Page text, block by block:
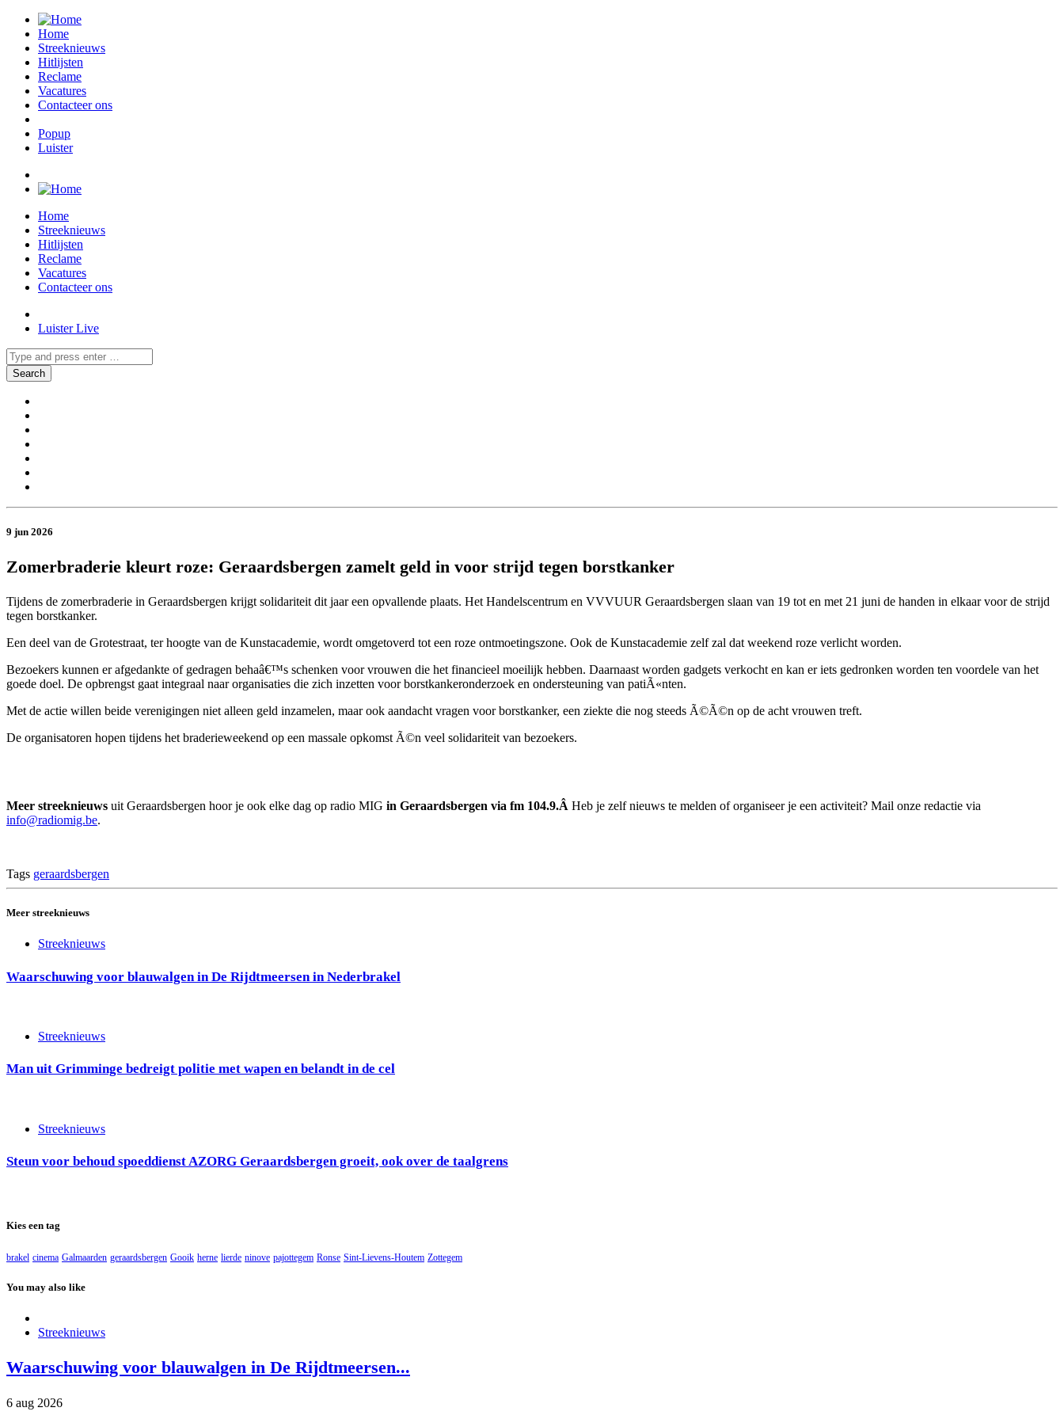
Home
Streeknieuws
Hitlijsten
Reclame
Vacatures
Contacteer ons
Popup
Luister
Home
Streeknieuws
Hitlijsten
Reclame
Vacatures
Contacteer ons
Luister Live
9 jun 2026
Zomerbraderie kleurt roze: Geraardsbergen zamelt geld in voor strijd tegen borstkanker
Tijdens de zomerbraderie in Geraardsbergen krijgt solidariteit dit jaar een opvallende plaats. Het Handelscentrum en VVVUUR Geraardsbergen slaan van 19 tot en met 21 juni de handen in elkaar voor de strijd
tegen borstkanker.
Een deel van de Grotestraat, ter hoogte van de Kunstacademie, wordt omgetoverd tot een roze ontmoetingszone. Ook de Kunstacademie zelf zal dat weekend roze verlicht worden.
Bezoekers kunnen er afgedankte of gedragen behaâ€™s schenken voor vrouwen die het financieel moeilijk hebben. Daarnaast worden gadgets verkocht en kan er iets gedronken worden ten voordele van het
goede doel. De opbrengst gaat integraal naar organisaties die zich inzetten voor borstkankeronderzoek en ondersteuning van patiÃ«nten.
Met de actie willen beide verenigingen niet alleen geld inzamelen, maar ook aandacht vragen voor borstkanker, een ziekte die nog steeds Ã©Ã©n op de acht vrouwen treft.
De organisatoren hopen tijdens het braderieweekend op een massale opkomst Ã©n veel solidariteit van bezoekers.
Meer streeknieuws uit Geraardsbergen hoor je ook elke dag op radio MIG in Geraardsbergen via fm 104.9.Â Heb je zelf nieuws te melden of organiseer je een activiteit? Mail onze redactie via
info@radiomig.be.
Tags geraardsbergen
Meer streeknieuws
Streeknieuws
Waarschuwing voor blauwalgen in De Rijdtmeersen in Nederbrakel
Streeknieuws
Man uit Grimminge bedreigt politie met wapen en belandt in de cel
Streeknieuws
Steun voor behoud spoeddienst AZORG Geraardsbergen groeit, ook over de taalgrens
Kies een tag
brakel cinema Galmaarden geraardsbergen Gooik herne lierde ninove pajottegem Ronse Sint-Lievens-Houtem Zottegem
You may also like
Streeknieuws
Waarschuwing voor blauwalgen in De Rijdtmeersen...
6 aug 2026